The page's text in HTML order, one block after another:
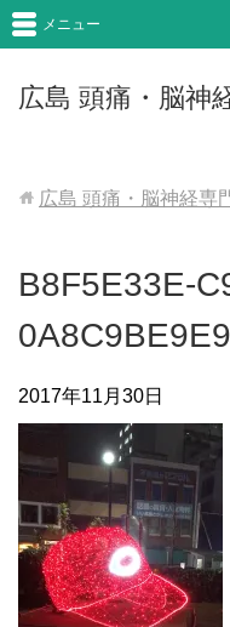
広島 頭痛・脳神
メニュー
広島 頭痛・脳神経専
B8F5E33E-
2017年11月30日